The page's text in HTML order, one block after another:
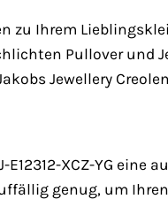
zu Ihrem
Pullover und
Jewellery
XCZ-YG
genug, um